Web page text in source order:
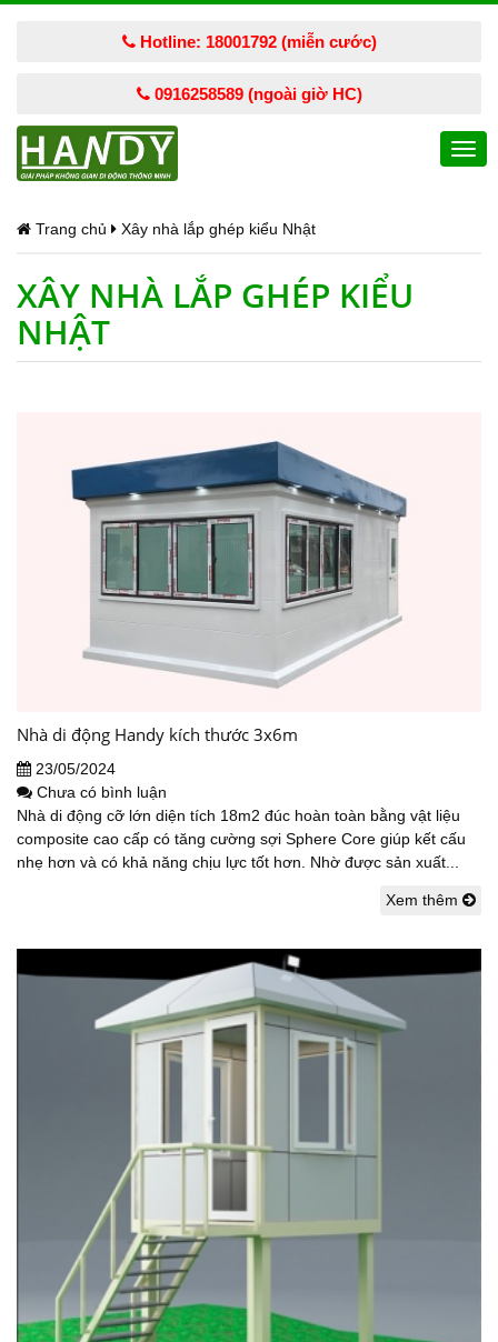
Hotline: 18001792 (miễn cước)
0916258589 (ngoài giờ HC)
Trang chủ Xây nhà lắp ghép kiểu Nhật
XÂY NHÀ LẮP GHÉP KIỂU
NHẬT
Nhà di động Handy kích thước 3x6m
23/05/2024
Chưa có bình luận
Nhà di động cỡ lớn diện tích 18m2 đúc hoàn toàn bằng vật liệu
composite cao cấp có tăng cường sợi Sphere Core giúp kết cấu
nhẹ hơn và có khả năng chịu lực tốt hơn. Nhờ được sản xuất...
Xem thêm